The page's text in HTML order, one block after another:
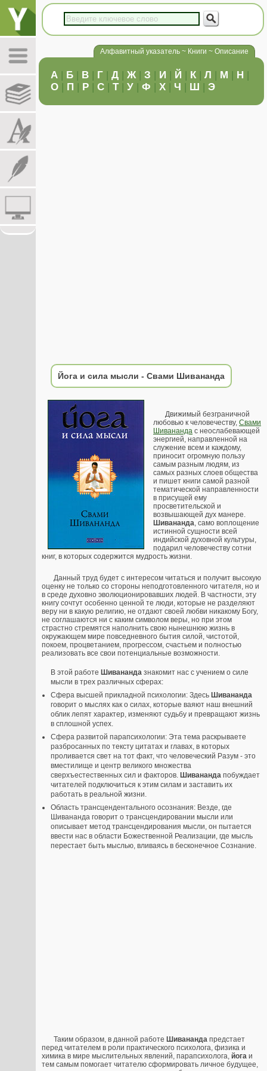
Алфавитный указатель ~ Книги ~ Описание
А | Б | В | Г | Д | Ж| З | И | Й | К | Л | М | Н |
О | П | Р | С | Т| У | Ф | Х | Ч | Ш | Э
Йога и сила мысли - Свами Шивананда
Движимый безграничной
любовью к человечеству, Свами
Шивананда с неослабевающей
энергией, направленной на
служение всем и каждому,
приносит огромную пользу
самым разным людям, из
самых разных слоев общества
и пишет книги самой разной
тематической направленности
в присущей ему
просветительской и
возвышающей дух манере.
Шивананда, само воплощение
истинной сущности всей
индийской духовной культуры,
подарил человечеству сотни
книг, в которых содержится мудрость жизни.
Данный труд будет с интересом читаться и получит высокую
оценку не только со стороны неподготовленного читателя, но и
в среде духовно эволюционировавших людей. В частности, эту
книгу сочтут особенно ценной те люди, которые не разделяют
веру ни в какую религию, не отдают своей любви никакому Богу,
не соглашаются ни с каким символом веры, но при этом
страстно стремятся наполнить свою нынешнюю жизнь в
окружающем мире повседневного бытия силой, чистотой,
покоем, процветанием, прогрессом, счастьем и полностью
реализовать все свои потенциальные возможности.
В этой работе Шивананда знакомит нас с учением о силе
мысли в трех различных сферах:
Сфера высшей прикладной психологии: Здесь Шивананда
говорит о мыслях как о силах, которые ваяют наш внешний
облик лепят характер, изменяют судьбу и превращают жизнь
в сплошной успех.
Сфера развитой парапсихологии: Эта тема раскрываете
разбросанных по тексту цитатах и главах, в которых
проливается свет на тот факт, что человеческий Разум - это
вместилище и центр великого множества
сверхъестественных сил и факторов. Шивананда побуждает
читателей подключиться к этим силам и заставить их
работать в реальной жизни.
Область трансцендентального осознания: Везде, где
Шивананда говорит о трансцендировании мысли или
описывает метод трансцендирования мысли, он пытается
ввести нас в области Божественной Реализации, где мысль
перестает быть мыслью, вливаясь в бесконечное Сознание.
Таким образом, в данной работе Шивананда предстает
перед читателем в роли практического психолога, физика и
химика в мире мыслительных явлений, парапсихолога, йога и
тем самым помогает читателю сформировать личное будущее,